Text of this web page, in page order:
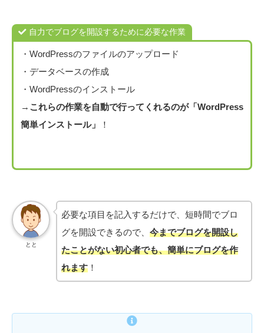
自力でブログを開設するために必要な作業
・WordPressのファイルのアップロード
・データベースの作成
・WordPressのインストール
→ これらの作業を自動で行ってくれるのが「WordPress
簡単インストール」
！
とと
必要な項目を記入するだけで、短時間でブロ
グを開設できるので、今までブログを開設し
たことがない初心者でも、簡単にブログを作
れます ！